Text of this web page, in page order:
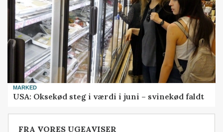
MARKED
USA: Oksekød steg i værdi i juni – svinekød faldt
FRA VORES UGEAVISER